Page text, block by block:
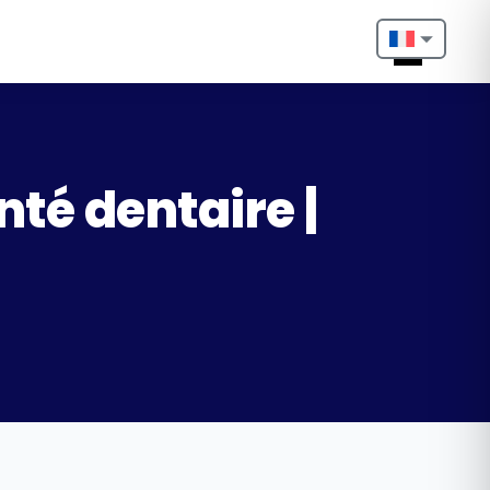
Nederlands
dentaire |